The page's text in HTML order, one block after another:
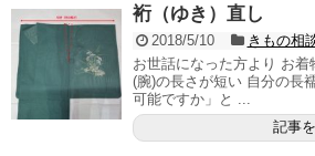
裄（ゆき）直し
2018/5/10
きもの相
お世話になった方より お
(腕)の長さが短い 自分の長
可能ですか」と ...
記事